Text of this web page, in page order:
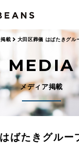
載
大田区葬儀 はばたきグル
MEDIA
メディア掲載
ばたきグルー